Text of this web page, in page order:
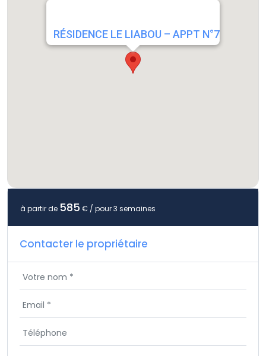
RÉSIDENCE LE LIABOU – APPT N°7
à partir de 585 € / pour 3 semaines
Contacter le propriétaire